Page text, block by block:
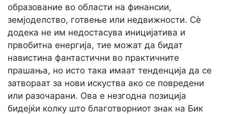
образование во области на финансии,
земјоделство, готвење или недвижности. Сè
додека не им недостасува иницијатива и
првобитна енергија, тие можат да бидат
навистина фантастични во практичните
прашања, но исто така имаат тенденција да се
затвораат за нови искуства ако се повредени
или разочарани. Ова е незгодна позиција
бидејќи колку што благотворниот знак на Бик